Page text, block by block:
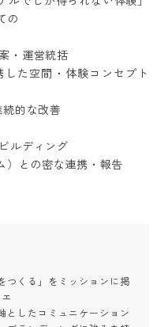
の
・運営統括
した空間・体験コンセプト
続的な改善
ルディング
）との密な連携・報告
つくる」をミッションに掲
としたコミュニケーション